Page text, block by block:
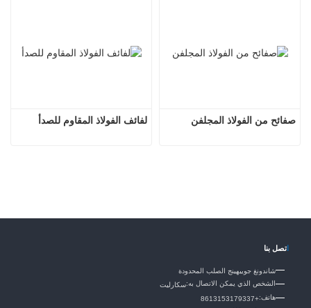
لفائف الفولاذ المقاوم للصدأ صفائح من الفولاذ المجلفن
اتصل بنا
شاندونغ جوييهينج الصلب المحدودة
الشخص الذي يمكن الاتصال به:سكارليت
هاتف:+8613153179337